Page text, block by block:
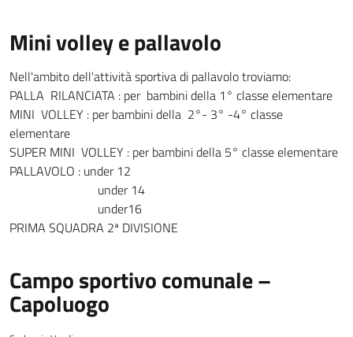
Mini volley e pallavolo
Nell'ambito dell'attività sportiva di pallavolo troviamo:
PALLA RILANCIATA : per bambini della 1° classe elementare
MINI VOLLEY : per bambini della 2°- 3° -4° classe
elementare
SUPER MINI VOLLEY : per bambini della 5° classe elementare
PALLAVOLO : under 12
under 14
under16
PRIMA SQUADRA 2ª DIVISIONE
Campo sportivo comunale –
Capoluogo